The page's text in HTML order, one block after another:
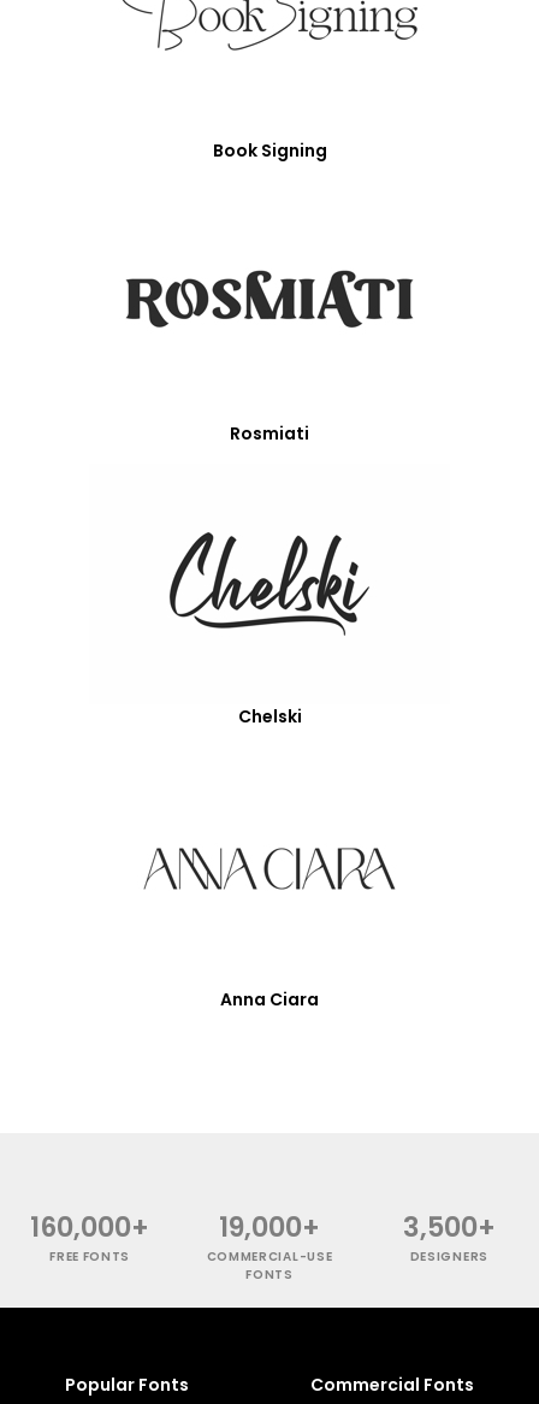
Book Signing
Rosmiati
Chelski
Anna Ciara
160,000+
FREE FONTS
19,000+
COMMERCIAL-USE
FONTS
3,500+
DESIGNERS
Popular Fonts Commercial Fonts